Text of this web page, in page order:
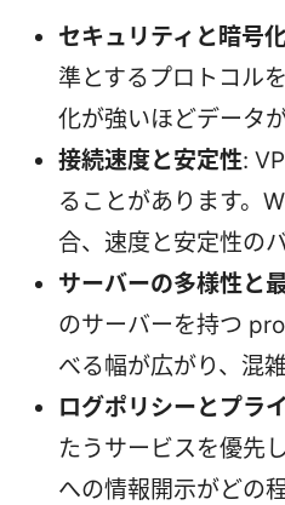
セキュリティと暗号
準とするプロトコル
化が強いほどデータ
接続速度と安定性:
ることがあります。
合、速度と安定性の
サーバーの多様性と
のサーバーを持つ
べる幅が広がり、混
ログポリシーとプラ
たうサービスを優先
への情報開示がどの